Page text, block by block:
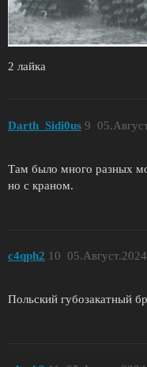
2 лайка
Darth_Sidi0us 9
Там было много разных
но с краном.
c4qph2 10
Польский губозакатный